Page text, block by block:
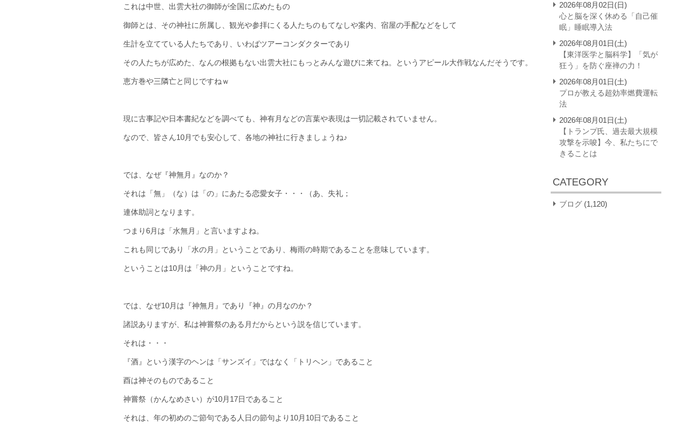
これは中世、出雲大社の御師が全国に広めたもの
御師とは、その神社に所属し、観光や参拝にくる人たちのもてなしや案内、宿屋の手配などをして
生計を立てている人たちであり、いわばツアーコンダクターであり
その人たちが広めた、なんの根拠もない出雲大社にもっとみんな遊びに来てね。というアピール大作戦なんだそうです。
恵方巻や三隣亡と同じですねｗ
現に古事記や日本書紀などを調べても、神有月などの言葉や表現は一切記載されていません。
なので、皆さん10月でも安心して、各地の神社に行きましょうね♪
では、なぜ『神無月』なのか？
それは「無」（な）は「の」にあたる恋愛女子・・・（あ、失礼；
連体助詞となります。
つまり6月は「水無月」と言いますよね。
これも同じであり「水の月」ということであり、梅雨の時期であることを意味しています。
ということは10月は「神の月」ということですね。
では、なぜ10月は『神無月』であり『神』の月なのか？
諸説ありますが、私は神嘗祭のある月だからという説を信じています。
それは・・・
『酒』という漢字のヘンは「サンズイ」ではなく「トリヘン」であること
酉は神そのものであること
神嘗祭（かんなめさい）が10月17日であること
それは、年の初めのご節句である人日の節句より10月10日であること
2026年08月02日(日)
心と脳を深く休める「自己催
眠」睡眠導入法
2026年08月01日(土)
【東洋医学と脳科学】「気が
狂う」を防ぐ座禅の力！
2026年08月01日(土)
プロが教える超効率燃費運転
法
2026年08月01日(土)
【トランプ氏、過去最大規模
攻撃を示唆】今、私たちにで
きることは
CATEGORY
ブログ(1,120)